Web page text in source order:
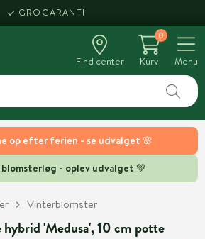
op efter ferien - se udvalget 🌸
- oplev udvalget 💚
GROGARANTI
Find center
0
Kurv
Menu
Vinterblomster
'Medusa', 10 cm potte